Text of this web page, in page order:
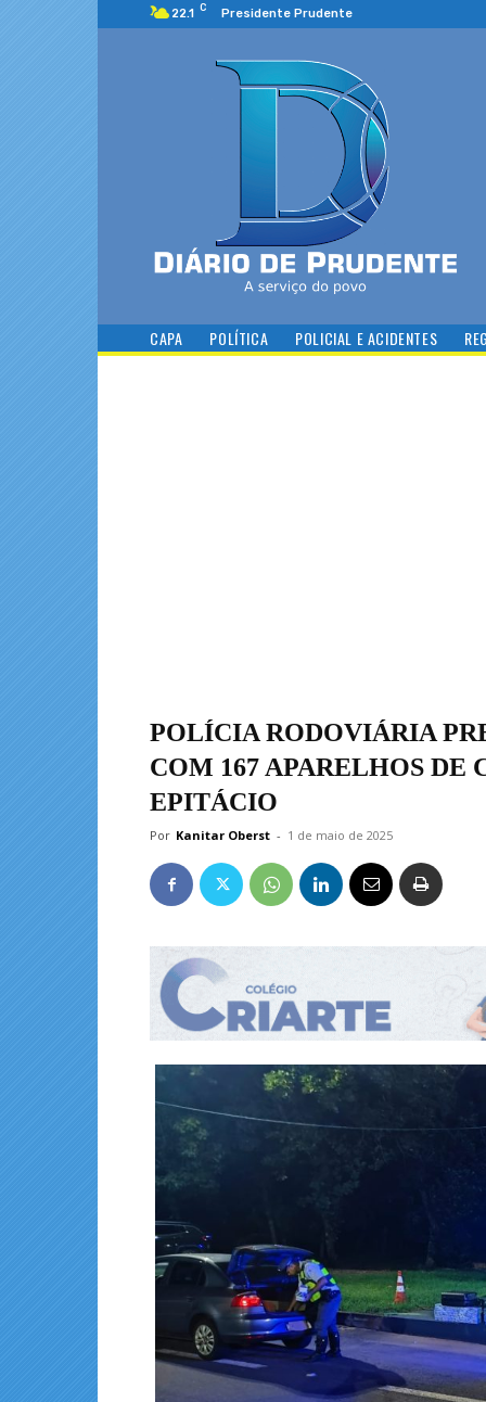
22.1 C Presidente Prudente
CAPA POLÍTICA POLICIAL E ACIDENTES
POLÍCIA RODOVIÁRIA
COM 167 APARELHOS DE
EPITÁCIO
Por Kanitar Oberst - 1 de maio de 2025